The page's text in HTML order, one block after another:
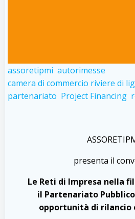
assoretipmi autorimesse
camera di commercio riviere di
partenariato Project Financing
presenta il
Le Reti di Impresa nella
il Partenariato
opportunità di rilancio